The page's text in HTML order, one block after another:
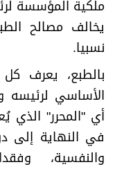
ملكية المؤسسة
يخالف مصالح
نسبيا.
بالطبع، يعرف
الأساسي لرئيسه
أي "المحرر" الذي
في النهاية إلى
والنفسية،